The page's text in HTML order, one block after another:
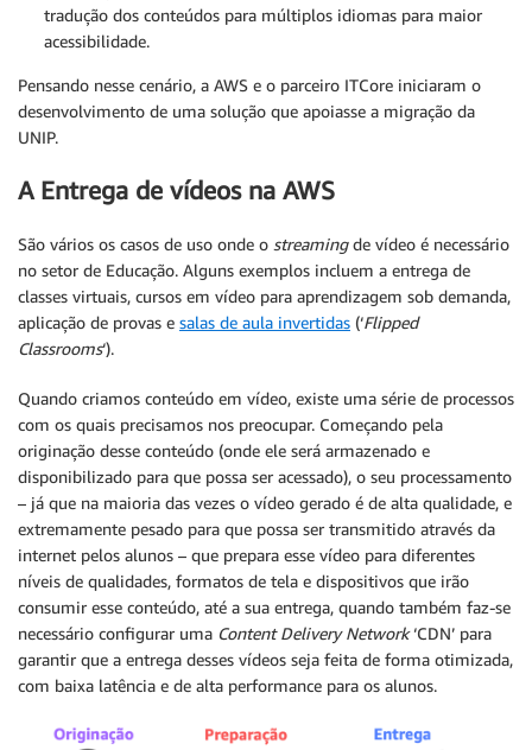
tradução dos conteúdos para múltiplos idiomas para maior
acessibilidade.
Pensando nesse cenário, a AWS e o parceiro ITCore iniciaram o
desenvolvimento de uma solução que apoiasse a migração da
UNIP.
A Entrega de vídeos na AWS
São vários os casos de uso onde o streamingde vídeo é necessário
no setor de Educação. Alguns exemplos incluem a entrega de
classes virtuais, cursos em vídeo para aprendizagem sob demanda,
aplicação de provas e salas de aula invertidas (‘Flipped
Classrooms‘).
Quando criamos conteúdo em vídeo, existe uma série de processos
com os quais precisamos nos preocupar. Começando pela
originação desse conteúdo (onde ele será armazenado e
disponibilizado para que possa ser acessado), o seu processamento
– já que na maioria das vezes o vídeo gerado é de alta qualidade, e
extremamente pesado para que possa ser transmitido através da
internet pelos alunos – que prepara esse vídeo para diferentes
níveis de qualidades, formatos de tela e dispositivos que irão
consumir esse conteúdo, até a sua entrega, quando também faz-se
necessário configurar uma Content Delivery Network‘CDN’ para
garantir que a entrega desses vídeos seja feita de forma otimizada,
com baixa latência e de alta performance para os alunos.